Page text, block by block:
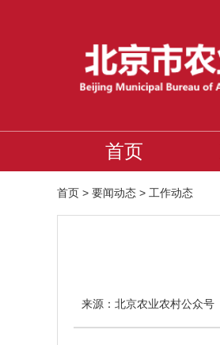
首页
首页 > 要闻动态 > 工作动态
来源： 北京农业农村公众号